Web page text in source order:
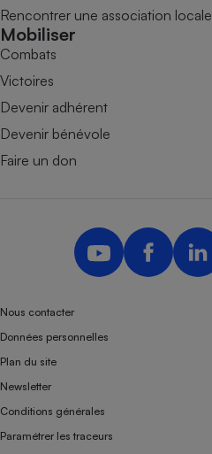
Rencontrer une association locale
Mobiliser
Combats
Victoires
Devenir adhérent
Devenir bénévole
Faire un don
Nous contacter
Données personnelles
Plan du site
Newsletter
Conditions générales
Paramétrer les traceurs